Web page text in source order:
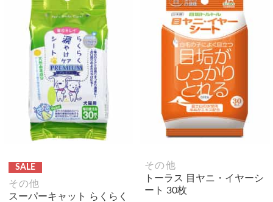
SALE
その他
スーパーキャット らくらく
その他
トーラス 目ヤニ・イヤーシ
ート 30枚